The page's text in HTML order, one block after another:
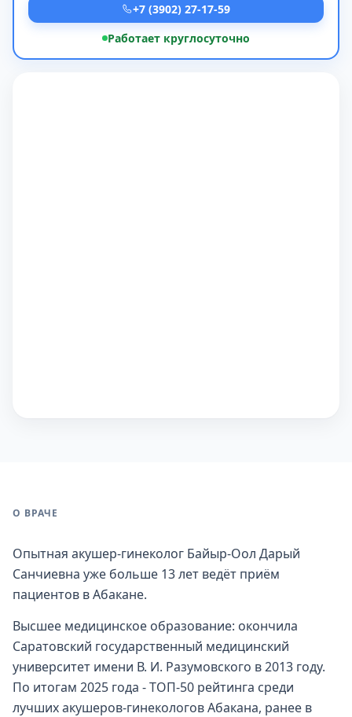
+7 (3902) 27-17-59
Работает круглосуточно
О ВРАЧЕ
Опытная акушер-гинеколог Байыр-Оол Дарый
Санчиевна уже больше 13 лет ведёт приём
пациентов в Абакане.
Высшее медицинское образование: окончила
Саратовский государственный медицинский
университет имени В. И. Разумовского в 2013 году.
По итогам 2025 года - ТОП-50 рейтинга среди
лучших акушеров-гинекологов Абакана, ранее в